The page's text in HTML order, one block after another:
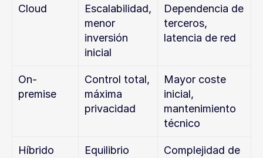
Cloud
Escalabilidad,
menor
inversión
inicial
Dependencia de
terceros,
latencia de red
On-
premise
Control total,
máxima
privacidad
Mayor coste
inicial,
mantenimiento
técnico
Híbrido
Equilibrio
Complejidad de